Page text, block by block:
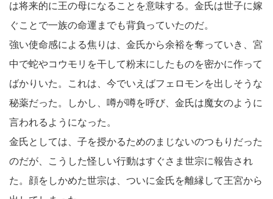
は将来的に王の母になることを意味する。金氏は世子に嫁
ぐことで一族の命運までも背負っていたのだ。
強い使命感による焦りは、金氏から余裕を奪っていき、宮
中で蛇やコウモリを干して粉末にしたものを密かに作って
ばかりいた。これは、今でいえばフェロモンを出しそうな
秘薬だった。しかし、噂が噂を呼び、金氏は魔女のように
言われるようになった。
金氏としては、子を授かるためのまじないのつもりだった
のだが、こうした怪しい行動はすぐさま世宗に報告され
た。顔をしかめた世宗は、ついに金氏を離縁して王宮から